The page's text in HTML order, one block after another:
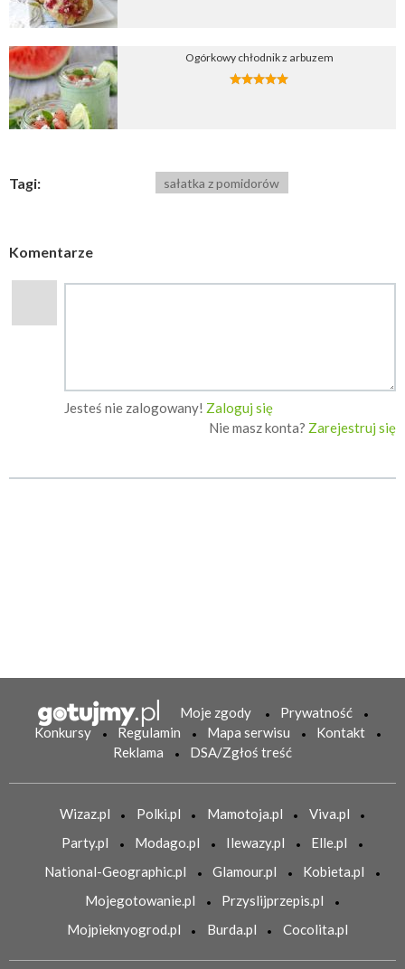
Ogórkowy chłodnik z arbuzem
Tagi: sałatka z pomidorów
Komentarze
Jesteś nie zalogowany! Zaloguj się
Nie masz konta? Zarejestruj się
Moje zgody
Prywatność
Konkursy
Regulamin Mapa serwisu
Kontakt
Reklama
DSA/Zgłoś treść
Wizaz.pl Polki.pl Mamotoja.pl
Viva.pl
Party.pl
Modago.pl Ilewazy.pl
Elle.pl
National-Geographic.pl
Glamour.pl
Kobieta.pl
Mojegotowanie.pl
Przyslijprzepis.pl
Mojpieknyogrod.pl
Burda.pl Cocolita.pl